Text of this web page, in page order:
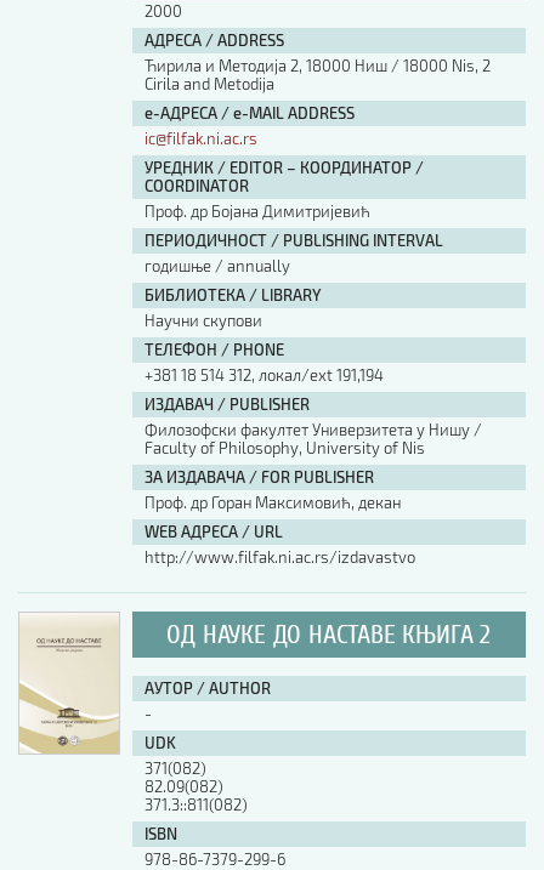
2000
АДРЕСА / ADDRESS
Ћирила и Методија 2, 18000 Ниш / 18000 Nis, 2
Cirila and Metodija
е-АДРЕСА / e-MAIL ADDRESS
ic@filfak.ni.ac.rs
УРЕДНИК / EDITOR – КООРДИНАТОР /
COORDINATOR
Проф. др Бојана Димитријевић
ПЕРИОДИЧНОСТ / PUBLISHING INTERVAL
годишње / annually
БИБЛИОТЕКА / LIBRARY
Научни скупови
ТЕЛЕФОН / PHONE
+381 18 514 312, локал/ext 191,194
ИЗДАВАЧ / PUBLISHER
Филозофски факултет Универзитета у Нишу /
Faculty of Philosophy, University of Nis
ЗА ИЗДАВАЧА / FOR PUBLISHER
Проф. др Горан Максимовић, декан
WEB АДРЕСА / URL
http://www.filfak.ni.ac.rs/izdavastvo
ОД НАУКЕ ДО НАСТАВЕ КЊИГА 2
АУТОР / AUTHOR
-
UDK
371(082)
82.09(082)
371.3::811(082)
ISBN
978-86-7379-299-6